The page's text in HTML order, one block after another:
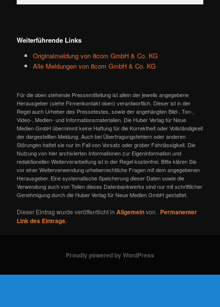
Weiterführende Links
Originalmeldung von 8com GmbH & Co. KG
Alle Meldungen von 8com GmbH & Co. KG
Für die oben stehende Pressemitteilung ist allein der jeweils angegebene
Herausgeber (siehe Firmenkontakt oben) verantwortlich. Dieser ist in der
Regel auch Urheber des Pressetextes, sowie der angehängten Bild-, Ton-,
Video-, Medien- und Informationsmaterialien. Die Huber Verlag für Neue
Medien GmbH übernimmt keine Haftung für die Korrektheit oder Vollständigkeit
der dargestellten Meldung. Auch bei Übertragungsfehlern oder anderen
Störungen haftet sie nur im Fall von Vorsatz oder grober Fahrlässigkeit. Die
Nutzung von hier archivierten Informationen zur Eigeninformation und
redaktionellen Weiterverarbeitung ist in der Regel kostenfrei. Bitte klären Sie
vor einer Weiterverwendung urheberrechtliche Fragen mit dem angegebenen
Herausgeber. Eine systematische Speicherung dieser Daten sowie die
Verwendung auch von Teilen dieses Datenbankwerks sind nur mit schriftlicher
Genehmigung durch die Huber Verlag für Neue Medien GmbH gestattet.
Dieser Eintrag wurde veröffentlicht inAllgemeinvon . Permanenter
Link des Eintrags.
Proudly powered by WordPress